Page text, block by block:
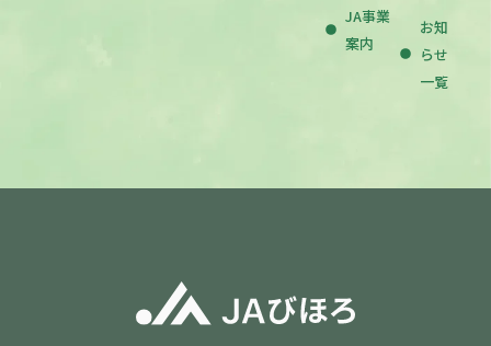
JA事業
案内
お知
らせ
一覧